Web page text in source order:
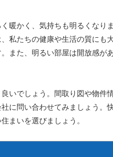
暖かく、気持ちも明るくなり
私たちの健康や生活の質にも
また、明るい部屋は開放感が
いでしょう。間取り図や物件
に問い合わせてみましょう。
まいを選びましょう。